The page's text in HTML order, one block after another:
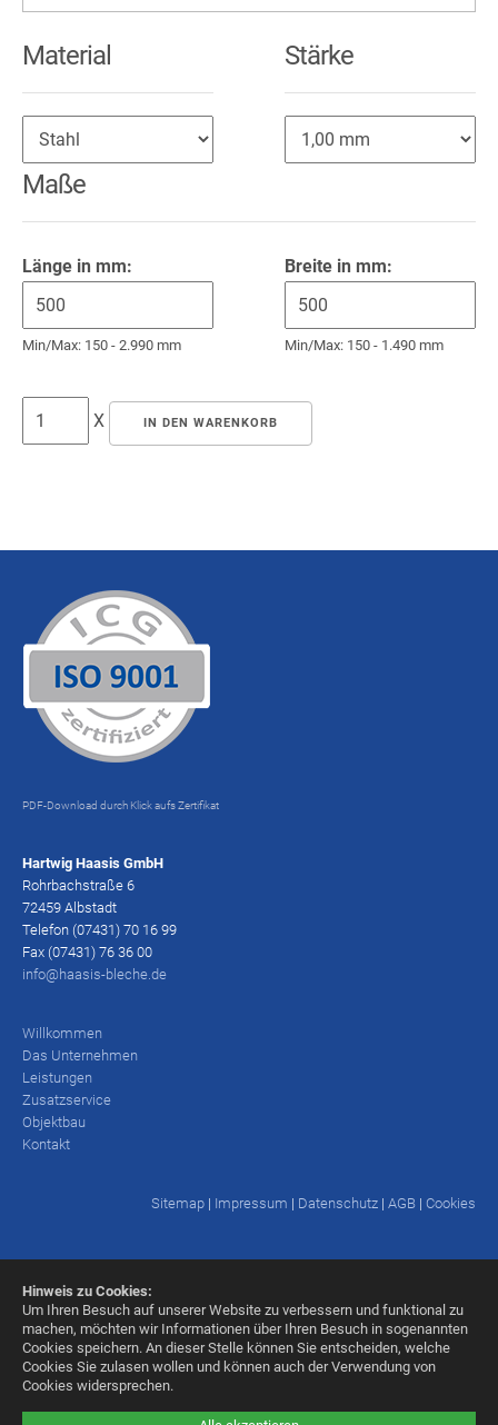
Hinweis zu Cookies:
Um Ihren Besuch auf unserer Website zu verbessern und funktional zu
machen, möchten wir Informationen über Ihren Besuch in sogenannten
Cookies speichern. An dieser Stelle können Sie entscheiden, welche
Cookies Sie zulasen wollen und können auch der Verwendung von
Cookies widersprechen.
Material Stärke
Maße
Länge in mm:
Min/Max: 150 - 2.990 mm
Breite in mm:
Min/Max: 150 - 1.490 mm
X
PDF-Download durch Klick aufs Zertifikat
Hartwig Haasis GmbH
Rohrbachstraße 6
72459 Albstadt
Telefon (07431) 70 16 99
Fax (07431) 76 36 00
info@haasis-bleche.de
Willkommen
Das Unternehmen
Leistungen
Zusatzservice
Objektbau
Kontakt
Sitemap | Impressum | Datenschutz | AGB | Cookies